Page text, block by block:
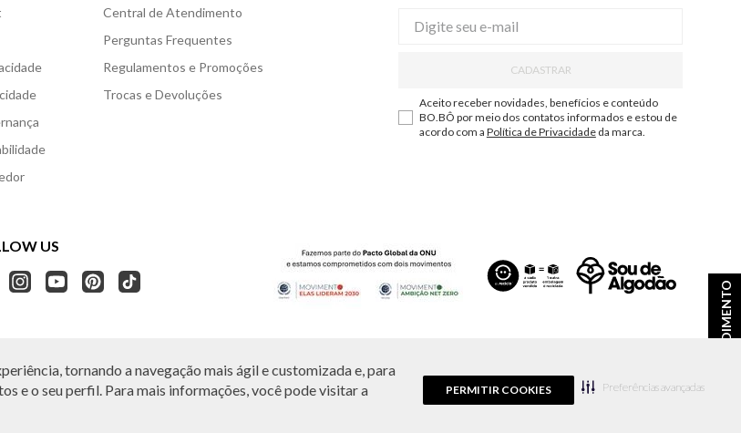
tornando a navegação mais ágil e customizada e, para
e o seu perfil. Para mais informações, você pode visitar a
PERMITIR COOKIES Preferências avançadas
ATENDIMENTO
Central de Atendimento
Perguntas Frequentes
Regulamentos e Promoções
Trocas e Devoluções
CADASTRAR
Aceito receber novidades, benefícios e conteúdo
BO.BÔ por meio dos contatos informados e estou de
acordo com a Política de Privacidadeda marca.
US
direito de corrigir ou alterar informações como: preços, promoções e disponibilidade de estoque a qualquer momento.
Em caso de dúvidas:
0800 440 2222.
das 8h às 20h de segunda a sábado, exceto feriados.